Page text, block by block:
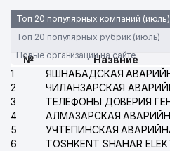
Топ 20 популярных компаний (июль)
Топ 20 популярных рубрик (июль)
Новые организации на сайте
№
Назвние
1
2
3
4
5
6